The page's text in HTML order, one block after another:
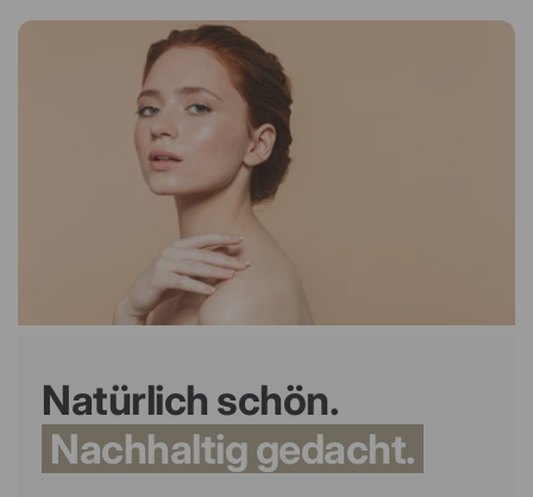
Natürlich schön.
Nachhaltig gedacht.